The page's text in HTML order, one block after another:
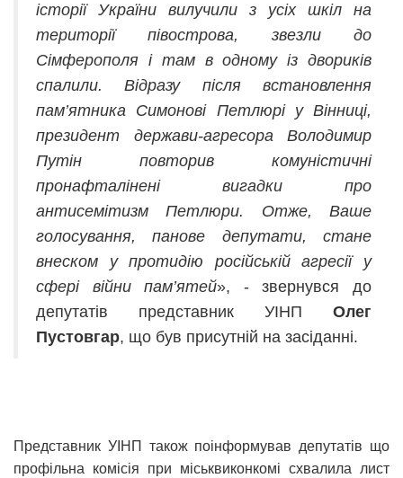
історії України вилучили з усіх шкіл на
території півострова, звезли до
Сімферополя і там в одному із двориків
спалили. Відразу після встановлення
пам’ятника Симонові Петлюрі у Вінниці,
президент держави-агресора Володимир
Путін повторив комуністичні
пронафталінені вигадки про
антисемітизм Петлюри. Отже, Ваше
голосування, панове депутати, стане
внеском у протидію російській агресії у
сфері війни пам’ятей», - звернувся до
депутатів представник УІНП Олег
Пустовгар, що був присутній на засіданні.
Представник УІНП також поінформував депутатів що
профільна комісія при міськвиконкомі схвалила лист